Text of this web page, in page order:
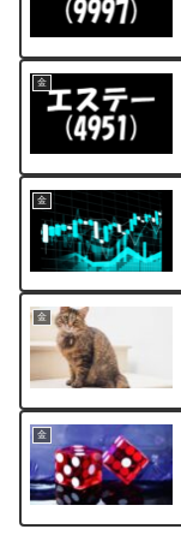
金
金
金
金